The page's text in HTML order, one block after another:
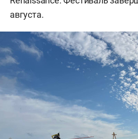
августа.